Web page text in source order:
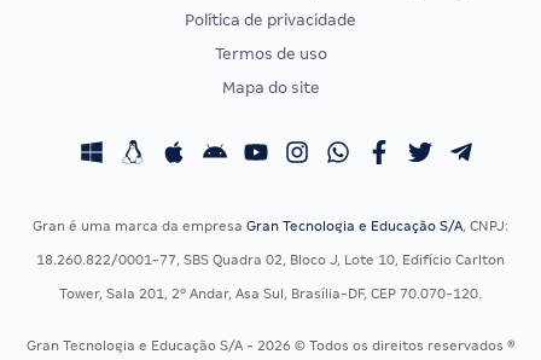
CONCURSOS POR PROFISSÃO
Concursos Fiscais
EXAME DE ORDEM
Calendário OAB
Política de privacidade
Termos de uso
Mapa do site
Gran é uma marca da empresa Gran Tecnologia e Educação S/A, CNPJ:
18.260.822/0001-77, SBS Quadra 02, Bloco J, Lote 10, Edifício Carlton
Tower, Sala 201, 2º Andar, Asa Sul, Brasília-DF, CEP 70.070-120.
Gran Tecnologia e Educação S/A - 2026 © Todos os direitos reservados ®